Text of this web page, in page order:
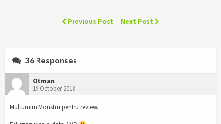
Previous Post Next Post
36 Responses
Otman
19 October 2018
Multumim Monstru pentru review.